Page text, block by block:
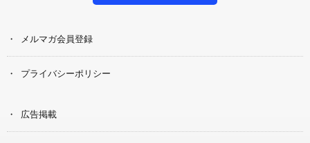
メルマガ会員登録
プライバシーポリシー
広告掲載